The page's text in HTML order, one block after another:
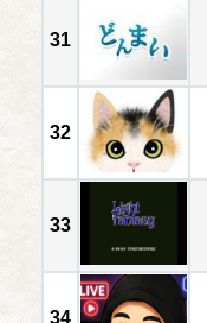
31
32
33
34